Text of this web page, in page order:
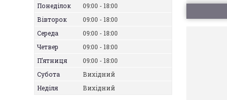
Понеділок 09:00
18:00
Вівторок
09:00
18:00
Середа
09:00
18:00
Четвер
09:00
18:00
Пʼятниця
09:00
18:00
Субота
Вихідний
Неділя
Вихідний